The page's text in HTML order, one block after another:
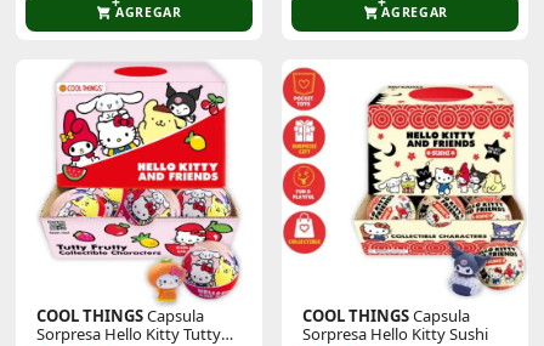
AGREGAR AGREGAR
COOL THINGSCapsula
Sorpresa Hello Kitty Tutty
COOL THINGSCapsula
Sorpresa Hello Kitty Sushi